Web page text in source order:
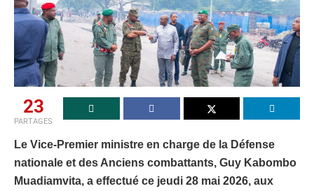
23
PARTAGES
Le Vice-Premier ministre en charge de la Défense
nationale et des Anciens combattants, Guy Kabombo
Muadiamvita, a effectué ce jeudi 28 mai 2026, aux